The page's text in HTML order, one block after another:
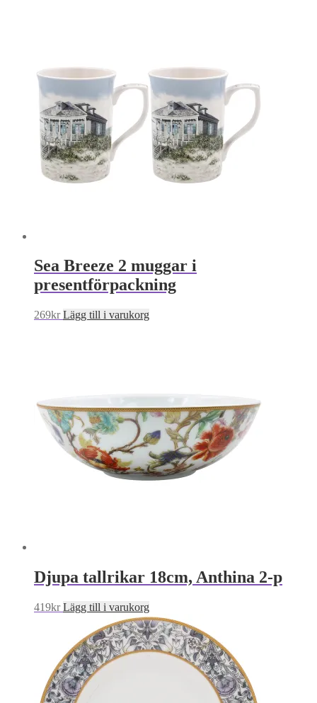
Sea Breeze 2 muggar i
presentförpackning
269kr Lägg till i varukorg
Djupa tallrikar 18cm, Anthina 2-p
419kr Lägg till i varukorg